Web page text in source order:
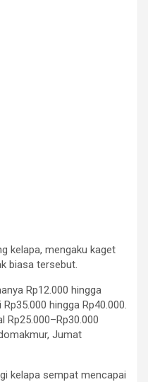
kelapa, mengaku kaget
biasa tersebut.
Rp12.000 hingga
hingga Rp40.000.
Rp25.000–Rp30.000
Jumat
kelapa sempat mencapai